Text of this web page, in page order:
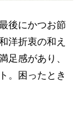
後にかつお節
洋折衷の和え
足感があり、
。困ったとき